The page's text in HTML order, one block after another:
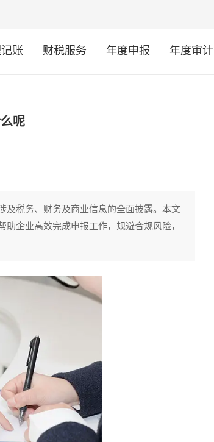
账 财税服务 年度申报 年度审计
呢
及税务、财务及商业信息的全面披露。本文
企业高效完成申报工作，规避合规风险，